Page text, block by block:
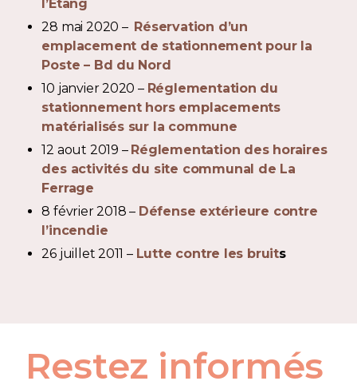
l’Etang
28 mai 2020 – Réservation d’un
emplacement de stationnement pour la
Poste – Bd du Nord
10 janvier 2020 – Réglementation du
stationnement hors emplacements
matérialisés sur la commune
12 aout 2019 – Réglementation des horaires
des activités du site communal de La
Ferrage
8 février 2018 – Défense extérieure contre
l’incendie
26 juillet 2011 – Lutte contre les bruits
Restez informés